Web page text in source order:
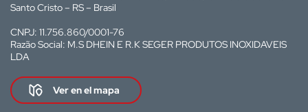
Santo Cristo – RS – Brasil
CNPJ: 11.756.860/0001-76
Razão Social: M.S DHEIN E R.K SEGER PRODUTOS INOXIDAVEIS
LDA
Ver en el mapa